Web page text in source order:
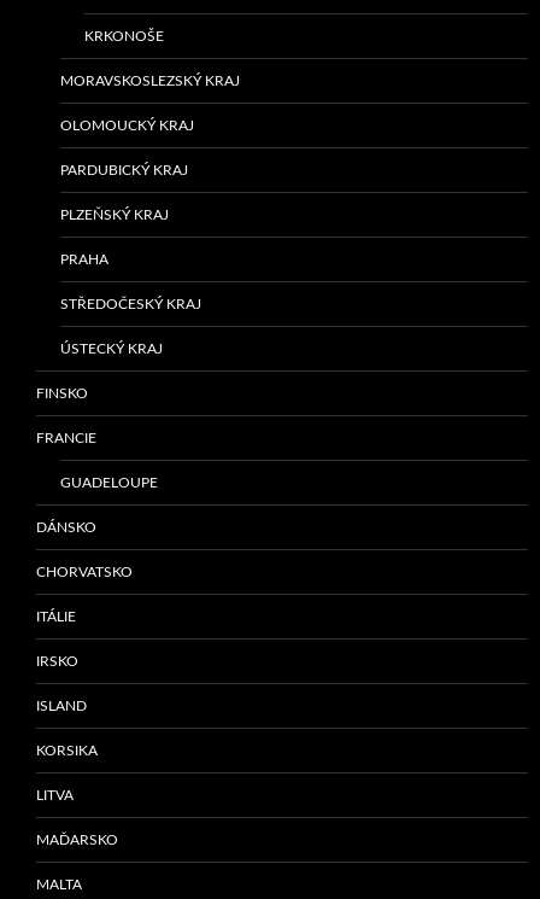
KRKONOŠE
MORAVSKOSLEZSKÝ KRAJ
OLOMOUCKÝ KRAJ
PARDUBICKÝ KRAJ
PLZEŇSKÝ KRAJ
PRAHA
STŘEDOČESKÝ KRAJ
ÚSTECKÝ KRAJ
FINSKO
FRANCIE
GUADELOUPE
DÁNSKO
CHORVATSKO
ITÁLIE
IRSKO
ISLAND
KORSIKA
LITVA
MAĎARSKO
MALTA